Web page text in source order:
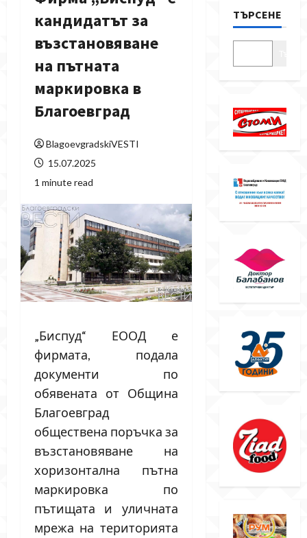
кандидатът за
възстановяване
на пътната
маркировка в
Благоевград
BlagoevgradskiVESTI
15.07.2025
1 minute read
„Биспуд“ ЕООД е
фирмата, подала
документи по
обявената от Община
Благоевград
обществена поръчка за
възстановяване на
хоризонтална пътна
маркировка по
пътищата и уличната
мрежа на територията
ТЪРСЕНЕ